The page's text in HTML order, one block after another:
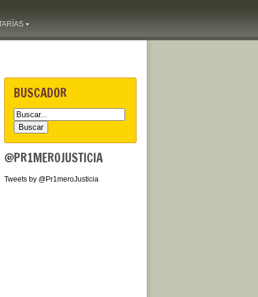
BUSCADOR
@PR1MEROJUSTICIA
Tweets by @Pr1meroJusticia